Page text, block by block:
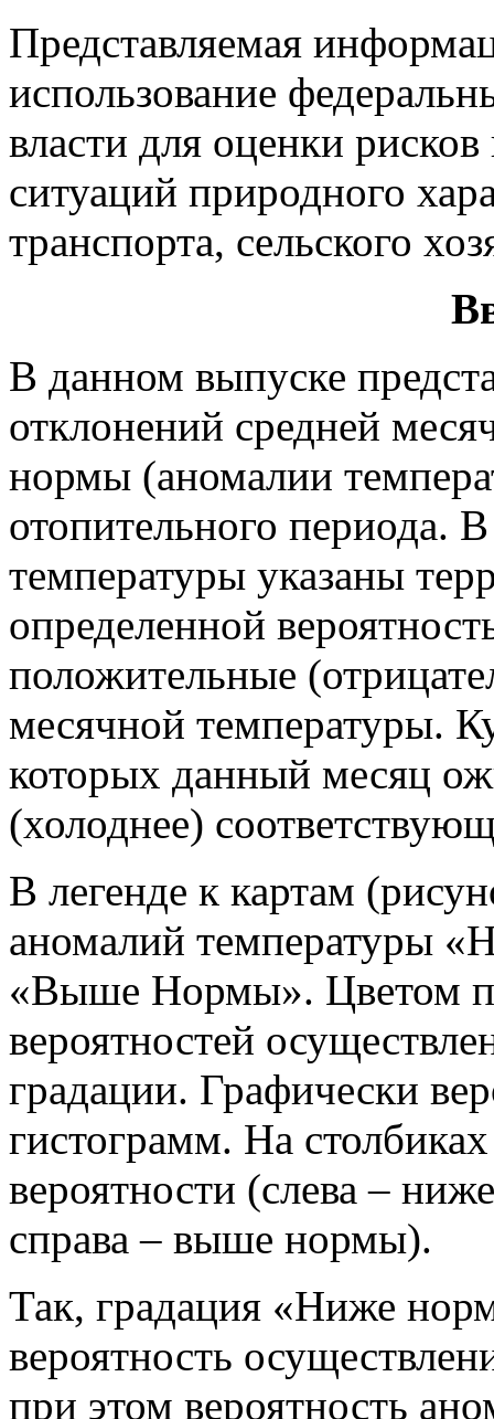
Представляемая
использование
власти для оценки
ситуаций природного
транспорта, сельского
В данном выпуске
отклонений средней
нормы (аномалии
отопительного периода.
температуры указаны
определенной
положительные
месячной температуры.
которых данный месяц
(холоднее)
В легенде к картам
аномалий температуры
«Выше Нормы». Цветом
вероятностей
градации. Графически
гистограмм. На
вероятности (слева –
справа – выше нормы).
Так, градация «Ниже
вероятность
при этом вероятность